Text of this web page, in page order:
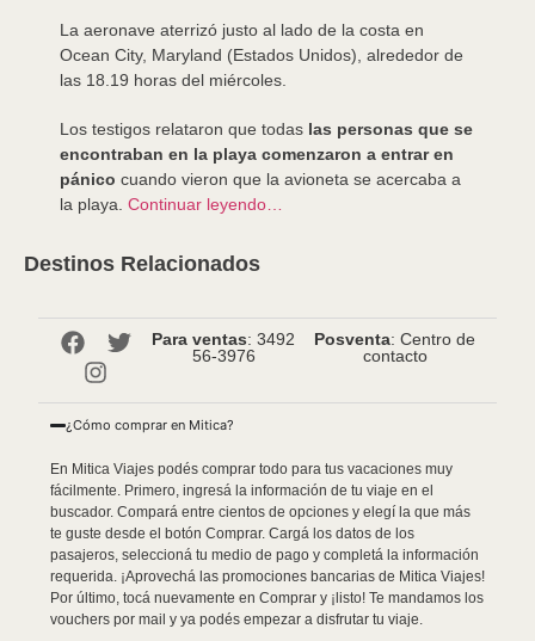
La aeronave aterrizó justo al lado de la costa en
Ocean City, Maryland (Estados Unidos), alrededor de
las 18.19 horas del miércoles.
Los testigos relataron que todas las personas que se
encontraban en la playa comenzaron a entrar en
pánico cuando vieron que la avioneta se acercaba a
la playa. Continuar leyendo…
Destinos Relacionados
Para ventas: 3492
56-3976
Posventa: Centro de
contacto
¿Cómo comprar en Mitica?
En Mitica Viajes podés comprar todo para tus vacaciones muy
fácilmente. Primero, ingresá la información de tu viaje en el
buscador. Compará entre cientos de opciones y elegí la que más
te guste desde el botón Comprar. Cargá los datos de los
pasajeros, seleccioná tu medio de pago y completá la información
requerida. ¡Aprovechá las promociones bancarias de Mitica Viajes!
Por último, tocá nuevamente en Comprar y ¡listo! Te mandamos los
vouchers por mail y ya podés empezar a disfrutar tu viaje.